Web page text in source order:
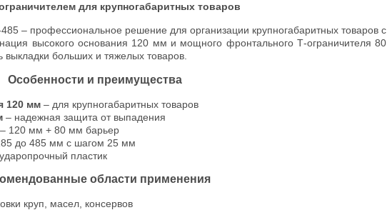
для крупногабаритных товаров
– профессиональное решение для организации крупногабаритных товаров с
высокого основания 120 мм и мощного фронтального Т-ограничителя 80
больших и тяжелых товаров.
Особенности и преимущества
120 мм – для крупногабаритных товаров
– надежная защита от выпадения
– 120 мм + 80 мм барьер
до 485 мм с шагом 25 мм
пластик
области применения
круп, масел, консервов